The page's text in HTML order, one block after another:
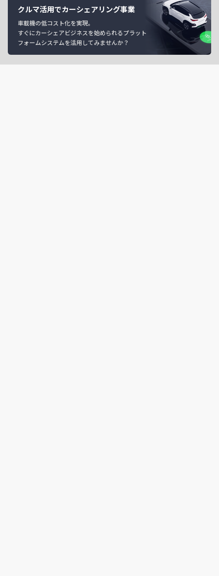
クルマ活用でカーシェアリング事業
車載機の低コスト化を実現。
すぐにカーシェアビジネスを始められるプラット
フォームシステムを活用してみませんか？